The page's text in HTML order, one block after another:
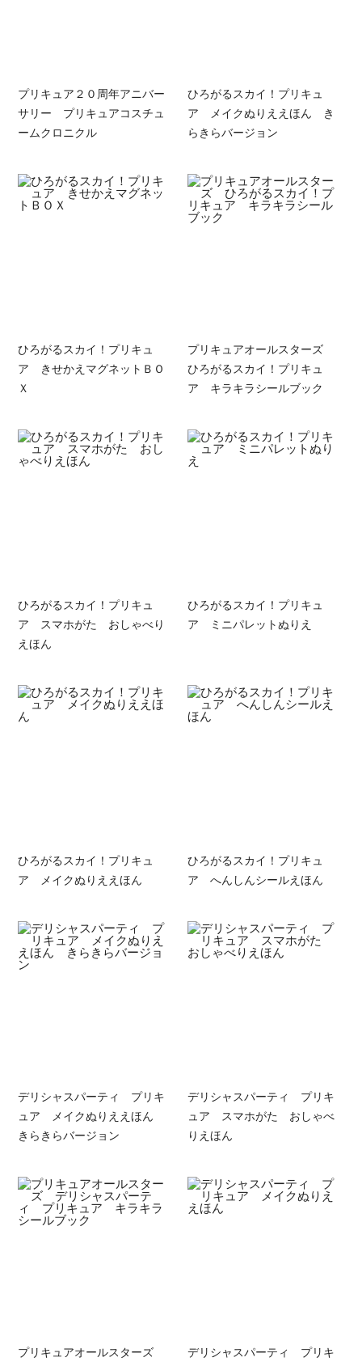
プリキュア２０周年アニバー
サリー プリキュアコスチュ
ームクロニクル
ひろがるスカイ！プリキュ
ア メイクぬりええほん き
らきらバージョン
ひろがるスカイ！プリキュ
ア きせかえマグネットＢＯ
Ｘ
プリキュアオールスターズ
ひろがるスカイ！プリキュ
ア キラキラシールブック
ひろがるスカイ！プリキュ
ア スマホがた おしゃべり
えほん
ひろがるスカイ！プリキュ
ア ミニパレットぬりえ
ひろがるスカイ！プリキュ
ア メイクぬりええほん
ひろがるスカイ！プリキュ
ア へんしんシールえほん
デリシャスパーティ プリキ
ュア メイクぬりええほん
きらきらバージョン
デリシャスパーティ プリキ
ュア スマホがた おしゃべ
りえほん
プリキュアオールスターズ
デリシャスパーティ プリキ